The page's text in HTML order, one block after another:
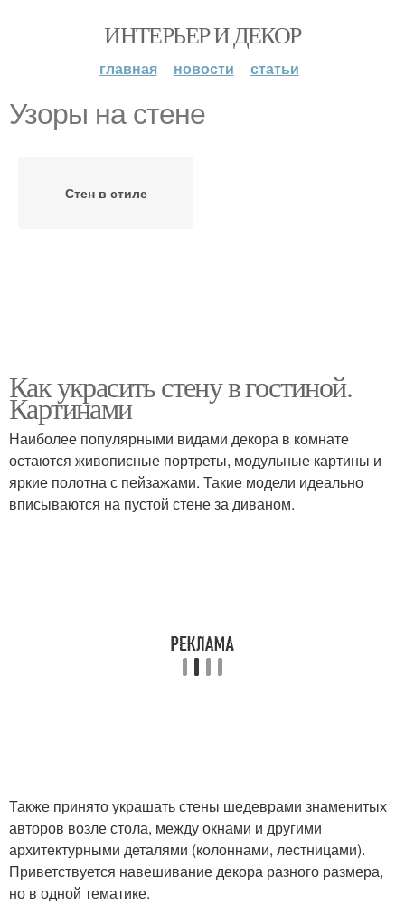
ИНТЕРЬЕР И ДЕКОР
главная новости статьи
Узоры на стене
Стен в стиле
Как украсить стену в гостиной.
Картинами
Наиболее популярными видами декора в комнате
остаются живописные портреты, модульные картины и
яркие полотна с пейзажами. Такие модели идеально
вписываются на пустой стене за диваном.
Также принято украшать стены шедеврами знаменитых
авторов возле стола, между окнами и другими
архитектурными деталями (колоннами, лестницами).
Приветствуется навешивание декора разного размера,
но в одной тематике.